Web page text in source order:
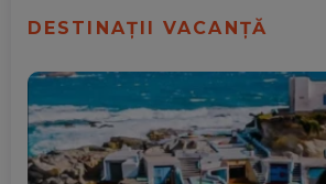
DESTINAȚII VACANȚĂ